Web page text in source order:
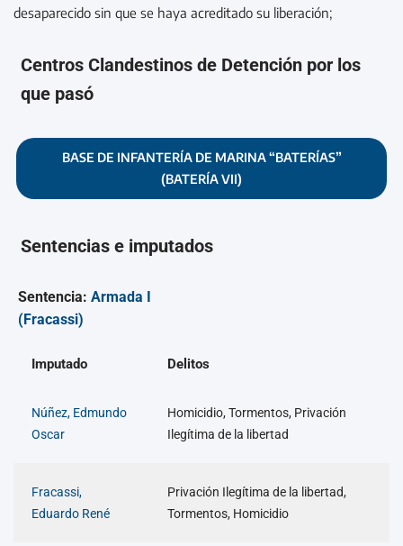
desaparecido sin que se haya acreditado su liberación;
Centros Clandestinos de Detención por los
que pasó
BASE DE INFANTERÍA DE MARINA “BATERÍAS”
(BATERÍA VII)
Sentencias e imputados
Sentencia: Armada I
(Fracassi)
Imputado Delitos
Núñez, Edmundo
Oscar
Homicidio, Tormentos, Privación
Ilegítima de la libertad
Fracassi,
Eduardo René
Privación Ilegítima de la libertad,
Tormentos, Homicidio